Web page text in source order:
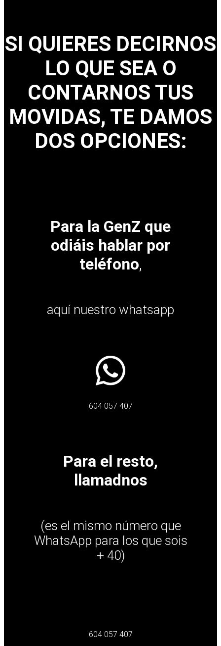
SI QUIERES DECIRNOS
LO QUE SEA O
CONTARNOS TUS
MOVIDAS, TE DAMOS
DOS OPCIONES:
Para la GenZ que
odiáis hablar por
teléfono,
aquí nuestro whatsapp
604 057 407
Para el resto,
llamadnos
(es el mismo número que
WhatsApp para los que sois
+ 40)
604 057 407